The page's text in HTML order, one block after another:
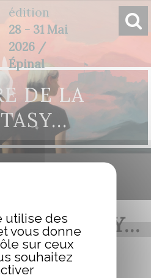
édition
28 - 31 Mai
2026 /
Épinal
DE LA
FANTASY…
utilise des
vous donne
sur ceux
souhaitez